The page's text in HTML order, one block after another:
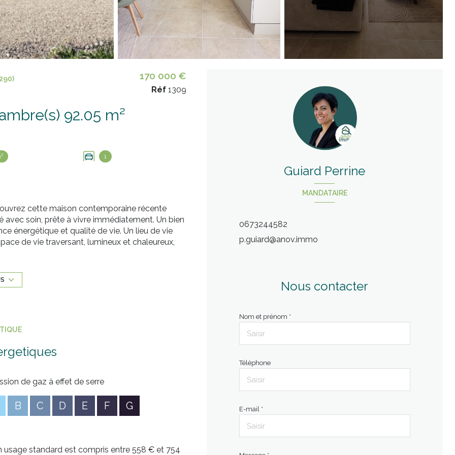
Maison 4 pièce(s) 3 chambre(s) 92.05 m²
1
170 000 €
Réf 1309
cette maison contemporaine récente
avec soin, prête à vivre immédiatement. Un bien
énergétique et qualité de vie. Un lieu de vie
de vie traversant, lumineux et chaleureux,
DPE A - Pompe à chaleur réversible
consommations.Un confort immédiat,
sont disponibles sur le site
de gaz à effet de serre
B C D E F G
usage standard est compris entre 558 € et 754
MANDATAIRE
Guiard Perrine
0673244582
p.guiard@anov.immo
Nous contacter
Nom et prénom *
Téléphone
E-mail *